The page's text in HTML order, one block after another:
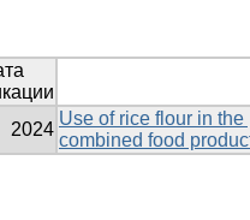
2024
Use of rice flour in
combined food